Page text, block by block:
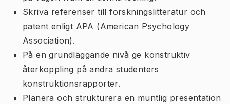
Skriva referenser till forskningslitteratur och
patent enligt APA (American Psychology
Association).
På en grundläggande nivå ge konstruktiv
återkoppling på andra studenters
konstruktionsrapporter.
Planera och strukturera en muntlig presentation